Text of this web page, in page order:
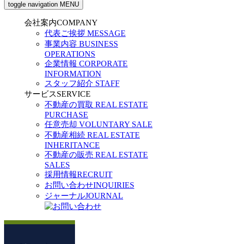
toggle navigation MENU
会社案内COMPANY
代表ご挨拶 MESSAGE
事業内容 BUSINESS
OPERATIONS
企業情報 CORPORATE
INFORMATION
スタッフ紹介 STAFF
サービスSERVICE
不動産の買取 REAL ESTATE
PURCHASE
任意売却 VOLUNTARY SALE
不動産相続 REAL ESTATE
INHERITANCE
不動産の販売 REAL ESTATE
SALES
採用情報RECRUIT
お問い合わせINQUIRIES
ジャーナルJOURNAL